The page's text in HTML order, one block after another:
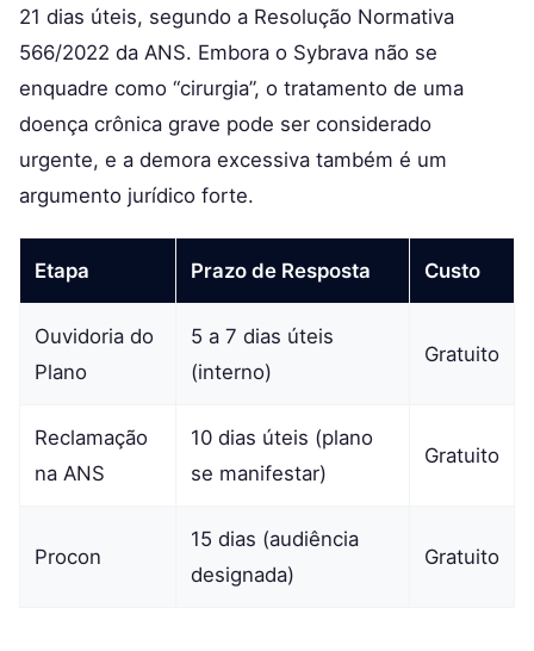
21 dias úteis, segundo a Resolução Normativa
566/2022 da ANS. Embora o Sybrava não se
enquadre como “cirurgia”, o tratamento de uma
doença crônica grave pode ser considerado
urgente, e a demora excessiva também é um
argumento jurídico forte.
Etapa Prazo de Resposta Custo
Ouvidoria do
Plano
5 a 7 dias úteis
(interno)
Gratuito
Reclamação
na ANS
10 dias úteis (plano
se manifestar)
Gratuito
Procon
15 dias (audiência
designada)
Gratuito